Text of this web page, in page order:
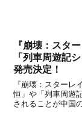
『崩壊：スタ
「列車周遊記
発売決定！
『崩壊：スター
恒」や「列車周遊
されることが中国
と米游铺の通販サ
游铺で、9月25日